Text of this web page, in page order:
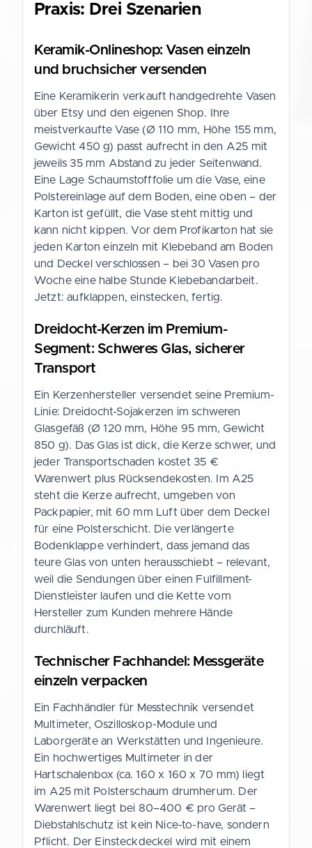
Praxis: Drei Szenarien
Keramik-Onlineshop: Vasen einzeln
und bruchsicher versenden
Eine Keramikerin verkauft handgedrehte Vasen
über Etsy und den eigenen Shop. Ihre
meistverkaufte Vase (Ø 110 mm, Höhe 155 mm,
Gewicht 450 g) passt aufrecht in den A25 mit
jeweils 35 mm Abstand zu jeder Seitenwand.
Eine Lage Schaumstofffolie um die Vase, eine
Polstereinlage auf dem Boden, eine oben – der
Karton ist gefüllt, die Vase steht mittig und
kann nicht kippen. Vor dem Profikarton hat sie
jeden Karton einzeln mit Klebeband am Boden
und Deckel verschlossen – bei 30 Vasen pro
Woche eine halbe Stunde Klebebandarbeit.
Jetzt: aufklappen, einstecken, fertig.
Dreidocht-Kerzen im Premium-
Segment: Schweres Glas, sicherer
Transport
Ein Kerzenhersteller versendet seine Premium-
Linie: Dreidocht-Sojakerzen im schweren
Glasgefäß (Ø 120 mm, Höhe 95 mm, Gewicht
850 g). Das Glas ist dick, die Kerze schwer, und
jeder Transportschaden kostet 35 €
Warenwert plus Rücksendekosten. Im A25
steht die Kerze aufrecht, umgeben von
Packpapier, mit 60 mm Luft über dem Deckel
für eine Polsterschicht. Die verlängerte
Bodenklappe verhindert, dass jemand das
teure Glas von unten herausschiebt – relevant,
weil die Sendungen über einen Fulfillment-
Dienstleister laufen und die Kette vom
Hersteller zum Kunden mehrere Hände
durchläuft.
Technischer Fachhandel: Messgeräte
einzeln verpacken
Ein Fachhändler für Messtechnik versendet
Multimeter, Oszilloskop-Module und
Laborgeräte an Werkstätten und Ingenieure.
Ein hochwertiges Multimeter in der
Hartschalenbox (ca. 160 x 160 x 70 mm) liegt
im A25 mit Polsterschaum drumherum. Der
Warenwert liegt bei 80–400 € pro Gerät –
Diebstahlschutz ist kein Nice-to-have, sondern
Pflicht. Der Einsteckdeckel wird mit einem